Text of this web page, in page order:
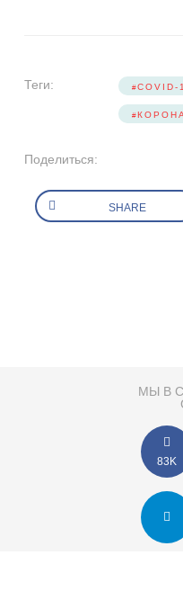
Теги: COVID-
Поделиться:
SHARE
МЫ В
83K